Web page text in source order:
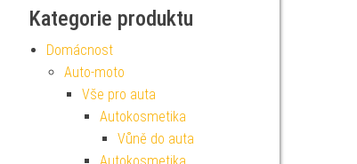
Kategorie produktu
Domácnost
Auto-moto
Vše pro auta
Autokosmetika
Vůně do auta